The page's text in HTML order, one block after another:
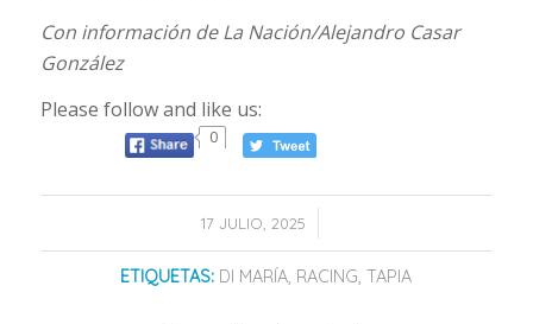
Con información de La Nación/Alejandro Casar
González
Please follow and like us:
0
17 JULIO, 2025
/
ETIQUETAS: DI MARÍA, RACING,TAPIA